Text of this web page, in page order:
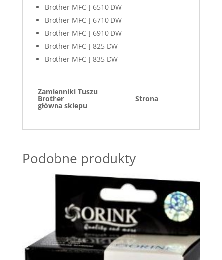
Brother MFC-J 6510 DW
Brother MFC-J 6710 DW
Brother MFC-J 6910 DW
Brother MFC-J 825 DW
Brother MFC-J 835 DW
Zamienniki Tuszu
Brother Strona
główna sklepu
Podobne produkty